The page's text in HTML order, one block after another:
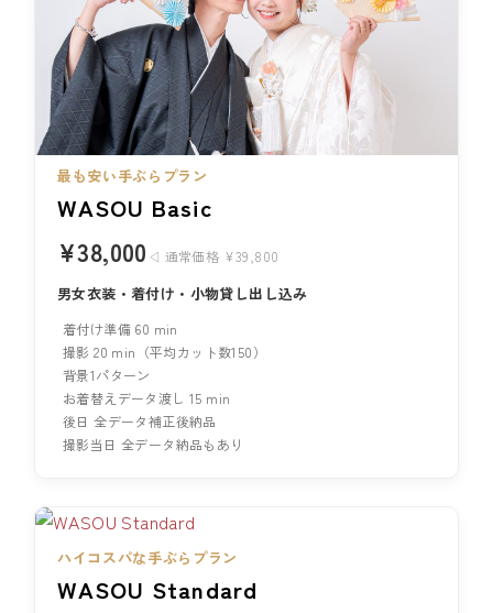
最も安い手ぶらプラン
WASOU Basic
¥38,000 ◁ 通常価格 ¥39,800
男女衣装・着付け・小物貸し出し込み
着付け準備 60 min
撮影 20 min（平均カット数150）
背景1パターン
お着替えデータ渡し 15 min
後日 全データ補正後納品
撮影当日 全データ納品もあり
ハイコスパな手ぶらプラン
WASOU Standard